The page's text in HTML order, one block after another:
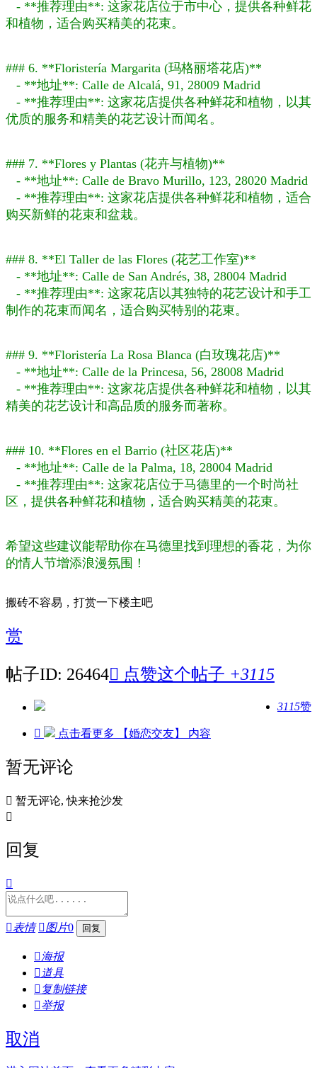
- **推荐理由**: 这家花店位于市中心，提供各种鲜花
和植物，适合购买精美的花束。
### 6. **Floristería Margarita (玛格丽塔花店)**
- **地址**: Calle de Alcalá, 91, 28009 Madrid
- **推荐理由**: 这家花店提供各种鲜花和植物，以其
优质的服务和精美的花艺设计而闻名。
### 7. **Flores y Plantas (花卉与植物)**
- **地址**: Calle de Bravo Murillo, 123, 28020 Madrid
- **推荐理由**: 这家花店提供各种鲜花和植物，适合
购买新鲜的花束和盆栽。
### 8. **El Taller de las Flores (花艺工作室)**
- **地址**: Calle de San Andrés, 38, 28004 Madrid
- **推荐理由**: 这家花店以其独特的花艺设计和手工
制作的花束而闻名，适合购买特别的花束。
### 9. **Floristería La Rosa Blanca (白玫瑰花店)**
- **地址**: Calle de la Princesa, 56, 28008 Madrid
- **推荐理由**: 这家花店提供各种鲜花和植物，以其
精美的花艺设计和高品质的服务而著称。
### 10. **Flores en el Barrio (社区花店)**
- **地址**: Calle de la Palma, 18, 28004 Madrid
- **推荐理由**: 这家花店位于马德里的一个时尚社
区，提供各种鲜花和植物，适合购买精美的花束。
希望这些建议能帮助你在马德里找到理想的香花，为你
的情人节增添浪漫氛围！
搬砖不容易，打赏一下楼主吧
赏
帖子ID: 26464 点赞这个帖子 +3115
3115赞
 点击看更多 【婚恋交友】 内容
暂无评论
 暂无评论, 快来抢沙发

回复

表情 图片0
 海报
 道具
 复制链接
举报
取消